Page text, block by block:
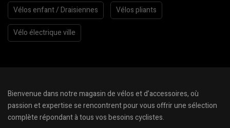
Vélos enfant / Draisiennes Vélos pliants
Vélo électrique ville
Bienvenue dans notre magasin de vélos et d’accessoires, où
passion et expertise se rencontrent pour vous offrir une sélection
complète répondant à tous vos besoins cyclistes.